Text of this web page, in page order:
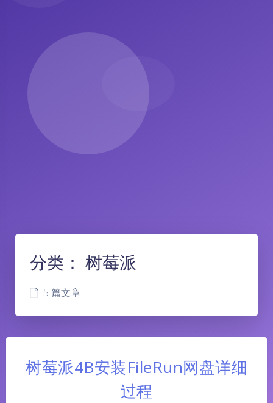
分类： 树莓派
5 篇文章
树莓派4B安装FileRun网盘详细
过程